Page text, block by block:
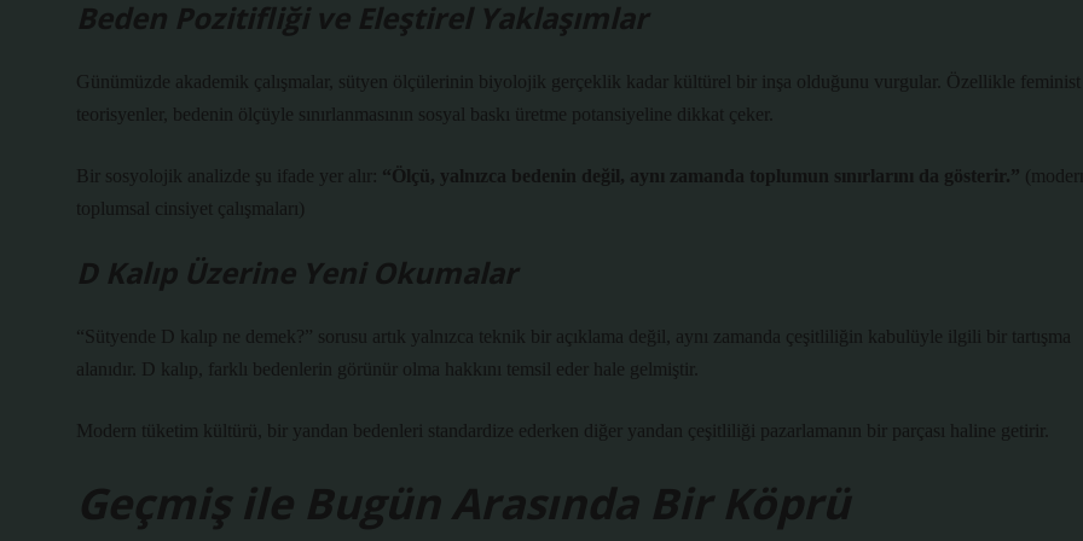
Beden Pozitifliği ve Eleştirel Yaklaşımlar
Günümüzde akademik çalışmalar, sütyen ölçülerinin biyolojik gerçeklik kadar kültürel bir inşa olduğunu vurgular. Özellikle feminist
teorisyenler, bedenin ölçüyle sınırlanmasının sosyal baskı üretme potansiyeline dikkat çeker.
Bir sosyolojik analizde şu ifade yer alır: “Ölçü, yalnızca bedenin değil, aynı zamanda toplumun sınırlarını da gösterir.”
toplumsal cinsiyet çalışmaları)
D Kalıp Üzerine Yeni Okumalar
“Sütyende D kalıp ne demek?” sorusu artık yalnızca teknik bir açıklama değil, aynı zamanda çeşitliliğin kabulüyle ilgili bir tartışma
alanıdır. D kalıp, farklı bedenlerin görünür olma hakkını temsil eder hale gelmiştir.
Modern tüketim kültürü, bir yandan bedenleri standardize ederken diğer yandan çeşitliliği pazarlamanın bir parçası haline getirir.
Geçmiş ile Bugün Arasında Bir Köprü